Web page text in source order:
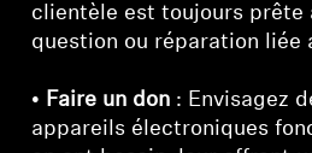
clientèle est toujours prête
question ou réparation liée
• Faire un don : Envisagez
appareils électroniques